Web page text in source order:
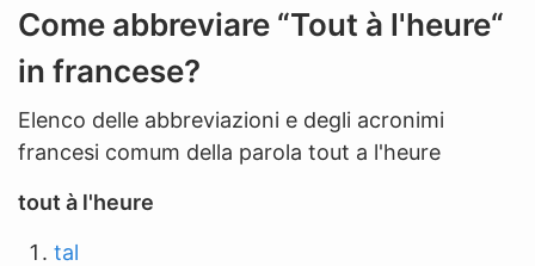
'
Come abbreviare “Tout à l'heure“
in francese?
Elenco delle abbreviazioni e degli acronimi
francesi comum della parola tout a l'heure
tout à l'heure
tal